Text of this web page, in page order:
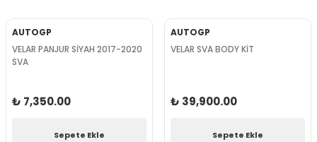
AUTOGP
VELAR PANJUR SİYAH 2017-2020
SVA
₺ 7,350.00
Sepete Ekle
AUTOGP
VELAR SVA BODY KİT
₺ 39,900.00
Sepete Ekle